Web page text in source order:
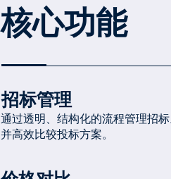
核心功能
招标管理
通过透明、结构化的流程管理招
并高效比较投标方案。